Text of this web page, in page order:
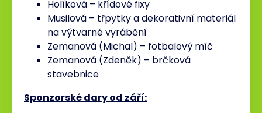
Holíková – křídové fixy
Musilová – třpytky a dekorativní materiál
na výtvarné vyrábění
Zemanová (Michal) – fotbalový míč
Zemanová (Zdeněk) – brčková
stavebnice
Sponzorské dary od září: